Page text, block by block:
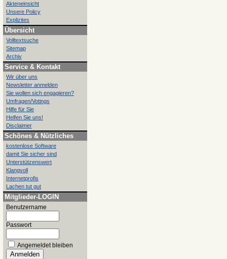
Akteneinsicht
Unsere Policy
Explizites
Übersicht
Volltextsuche
Sitemap
Archiv
Service & Kontakt
Wir über uns
Newsletter anmelden
Sie wollen sich engagieren?
Umfragen/Votings
Hilfe für Sie
Helfen Sie uns!
Disclaimer
Schönes & Nützliches
kostenlose Software
damit Sie sicher sind
Unterstützenswert
Klangvoll
Internetprofis
Lachen tut gut
Mitglieder-LOGIN
Benutzername
Passwort
Angemeldet bleiben